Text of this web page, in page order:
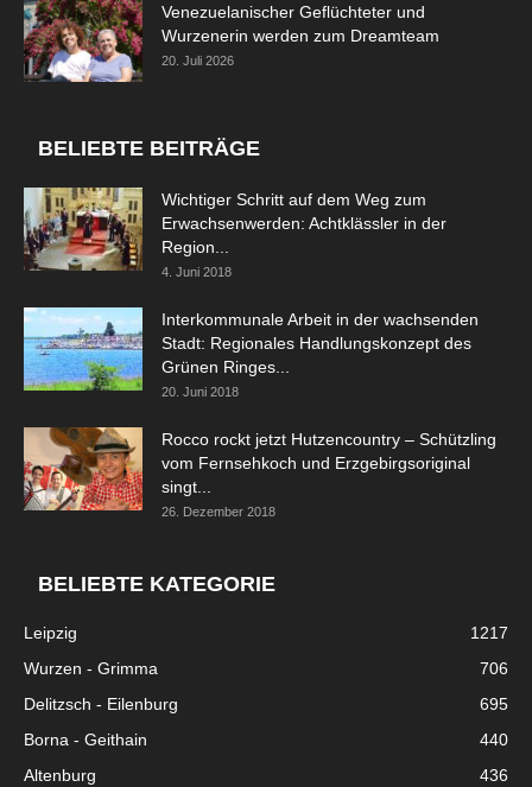
Venezuelanischer Geflüchteter und
Wurzenerin werden zum Dreamteam
20. Juli 2026
BELIEBTE BEITRÄGE
Wichtiger Schritt auf dem Weg zum
Erwachsenwerden: Achtklässler in der
Region...
4. Juni 2018
Interkommunale Arbeit in der wachsenden
Stadt: Regionales Handlungskonzept des
Grünen Ringes...
20. Juni 2018
Rocco rockt jetzt Hutzencountry – Schützling
vom Fernsehkoch und Erzgebirgsoriginal
singt...
26. Dezember 2018
BELIEBTE KATEGORIE
Leipzig
1217
Wurzen - Grimma
706
Delitzsch - Eilenburg
695
Borna - Geithain
440
Altenburg
436